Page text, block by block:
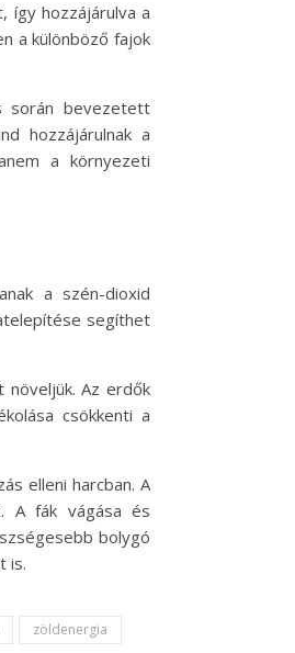
így hozzájárulva a
a különböző fajok
során bevezetett
hozzájárulnak a
a környezeti
a szén-dioxid
segíthet
Az erdők
csökkenti a
elleni harcban. A
A fák vágása és
bolygó
is.
zöldenergia